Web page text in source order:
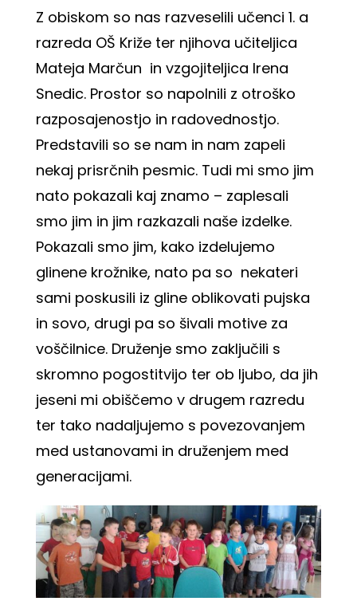
Z obiskom so nas razveselili učenci 1. a
razreda OŠ Križe ter njihova učiteljica
Mateja Marčun in vzgojiteljica Irena
Snedic. Prostor so napolnili z otroško
razposajenostjo in radovednostjo.
Predstavili so se nam in nam zapeli
nekaj prisrčnih pesmic. Tudi mi smo jim
nato pokazali kaj znamo – zaplesali
smo jim in jim razkazali naše izdelke.
Pokazali smo jim, kako izdelujemo
glinene krožnike, nato pa so nekateri
sami poskusili iz gline oblikovati pujska
in sovo, drugi pa so šivali motive za
voščilnice. Druženje smo zaključili s
skromno pogostitvijo ter ob ljubo, da jih
jeseni mi obiščemo v drugem razredu
ter tako nadaljujemo s povezovanjem
med ustanovami in druženjem med
generacijami.